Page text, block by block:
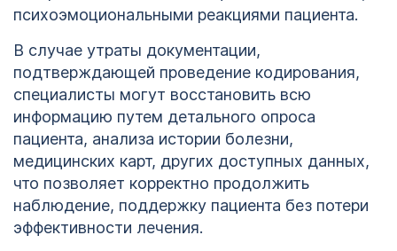
психоэмоциональными реакциями пациента.
В случае утраты документации,
подтверждающей проведение кодирования,
специалисты могут восстановить всю
информацию путем детального опроса
пациента, анализа истории болезни,
медицинских карт, других доступных данных,
что позволяет корректно продолжить
наблюдение, поддержку пациента без потери
эффективности лечения.